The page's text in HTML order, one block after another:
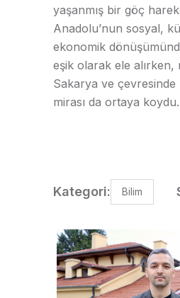
yaşanmış bir göç
Anadolu’nun sosyal,
ekonomik
eşik olarak ele alırken,
Sakarya ve çevresinde
mirası da ortaya koydu.
Kategori: Bilim